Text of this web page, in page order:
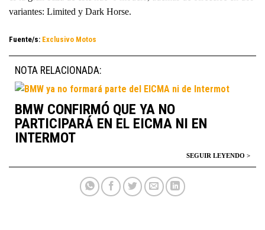
variantes: Limited y Dark Horse.
Fuente/s: Exclusivo Motos
NOTA RELACIONADA:
BMW CONFIRMÓ QUE YA NO
PARTICIPARÁ EN EL EICMA NI EN
INTERMOT